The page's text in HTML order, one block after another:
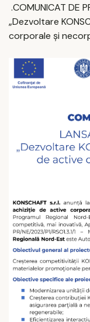
.COMUNICAT DE
„Dezvoltare
corporale și